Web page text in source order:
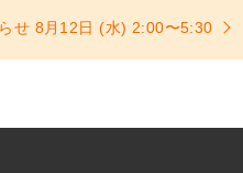
せ 8月12日 (水) 2:00〜5:30